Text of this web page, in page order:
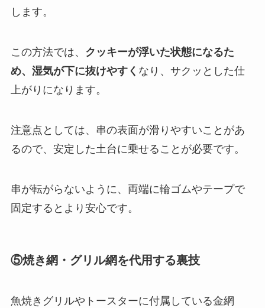
します。
この方法では、 クッキーが浮いた状態になるた
め、湿気が下に抜けやすく なり、サクッとした仕
上がりになります。
注意点としては、串の表面が滑りやすいことがあ
るので、安定した土台に乗せることが必要です。
串が転がらないように、両端に輪ゴムやテープで
固定するとより安心です。
⑤焼き網・グリル網を代用する裏技
魚焼きグリルやトースターに付属している金網